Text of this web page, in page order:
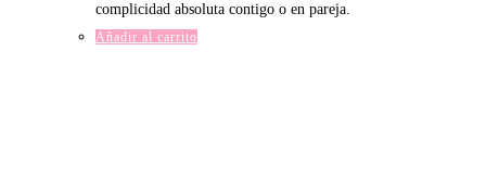
complicidad absoluta contigo o en pareja.
Añadir al carrito